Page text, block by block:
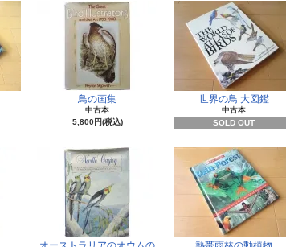
鳥の画集
中古本
5,800円(税込)
世界の鳥 大図鑑
中古本
SOLD OUT